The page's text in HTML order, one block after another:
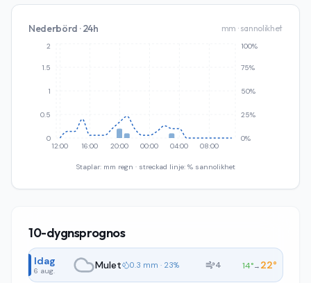
Nederbörd · 24h mm · sannolikhet
12:00 16:00 20:00 00:00 04:00 08:00
0
0.5
1
1.5
2
0%
25%
50%
75%
100%
Staplar: mm regn · streckad linje: % sannolikhet
10-dygnsprognos
Idag
6 aug. Mulet 0.3 mm · 23% 4 14°→ 22°